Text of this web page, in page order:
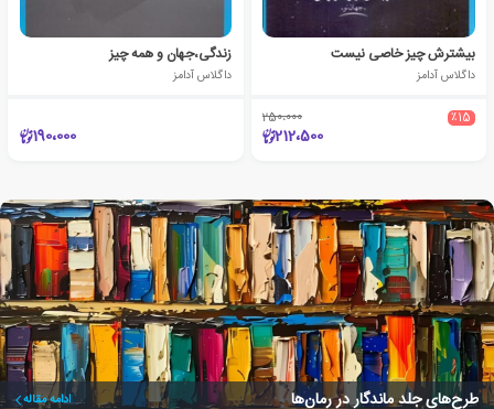
بیشترش چیز خاصی نیست
داگلاس آدامز
٪15 250،000
212،500
زندگی،جهان و همه چیز
داگلاس آدامز
190،000
طرح‌های جلد ماندگار در رمان‌ها ادامه مقاله